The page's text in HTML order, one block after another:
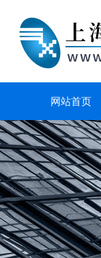
网站首页